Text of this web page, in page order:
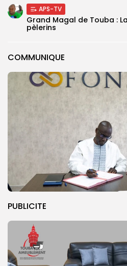
COMMUNIQUE
PUBLICITE
APS-TV
Grand Magal de Touba :
pèlerins